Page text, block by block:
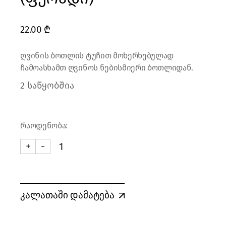
22.00 ₾
ღვინის ბოთლის ტუჩით მოხერხებულად
ჩამოასხამთ ღვინოს ნებისმიერი ბოთლიდან.
2 საწყობშია
რაოდენობა:
ბოთლის ტუჩი CRYSTAL (ფერადი) quantity
-
+
კალათაში დამატება